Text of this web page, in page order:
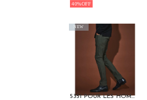
40%
5351 POUR LES HOMMES
NEW